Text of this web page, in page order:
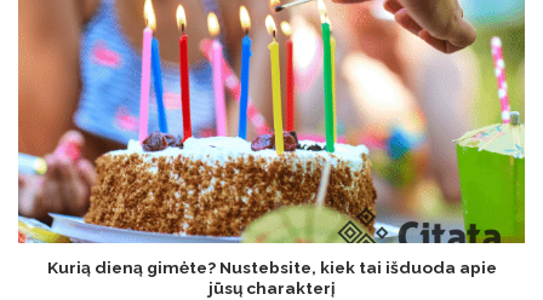
Kurią dieną gimėte? Nustebsite, kiek tai išduoda apie
jūsų charakterį